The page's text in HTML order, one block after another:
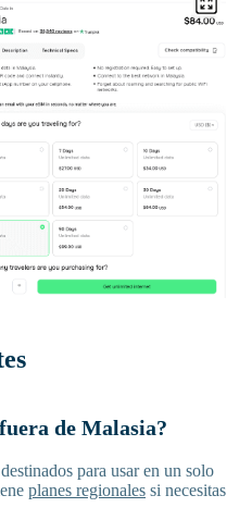
de Malasia?
para usar en un solo
planes regionales si necesitas